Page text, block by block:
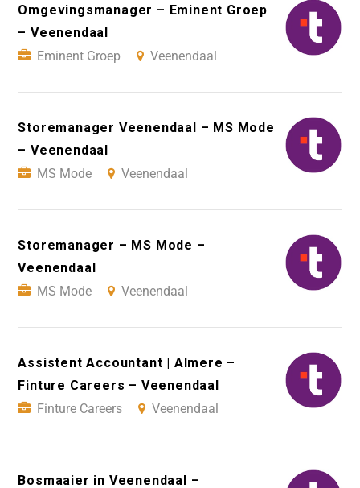
Omgevingsmanager – Eminent Groep
– Veenendaal
Eminent Groep
Veenendaal
Storemanager Veenendaal – MS Mode
– Veenendaal
MS Mode
Veenendaal
Storemanager – MS Mode –
Veenendaal
MS Mode
Veenendaal
Assistent Accountant | Almere –
Finture Careers – Veenendaal
Finture Careers
Veenendaal
Bosmaaier in Veenendaal –